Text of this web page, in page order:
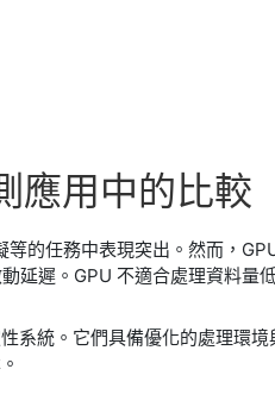
應用 中的比較
的任務中表現突出。然而，
延遲。GPU 不適合處理資料量
系統。它們具備優化的處理環